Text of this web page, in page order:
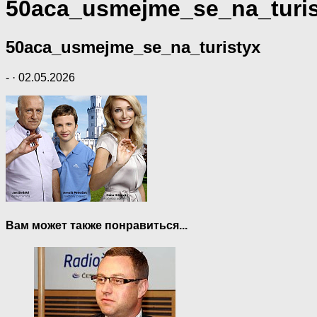
50aca_usmejme_se_na_turistyx
- · 02.05.2026
Вам может также понравиться...